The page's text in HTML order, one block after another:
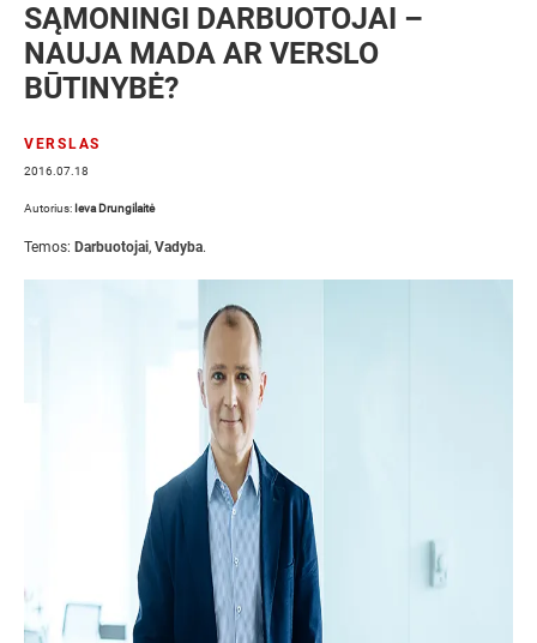
SĄMONINGI DARBUOTOJAI –
NAUJA MADA AR VERSLO
BŪTINYBĖ?
VERSLAS
2016.07.18
Autorius: Ieva Drungilaitė
Temos: Darbuotojai, Vadyba.